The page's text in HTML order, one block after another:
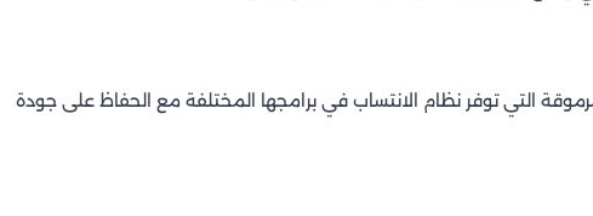
التي توفر نظام الانتساب في برامجها المختلفة مع الحفاظ على جودة